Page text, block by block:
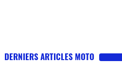
DERNIERS ARTICLES MOTO